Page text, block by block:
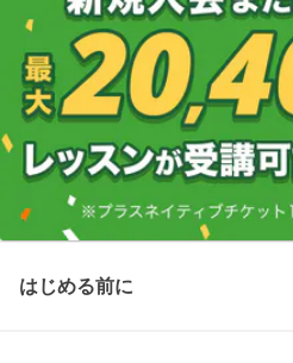
はじめる前に